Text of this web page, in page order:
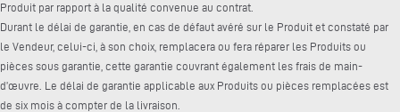
Produit par rapport à la qualité convenue au contrat.
Durant le délai de garantie, en cas de défaut avéré sur le Produit et constaté par
le Vendeur, celui-ci, à son choix, remplacera ou fera réparer les Produits ou
pièces sous garantie, cette garantie couvrant également les frais de main-
d’œuvre. Le délai de garantie applicable aux Produits ou pièces remplacées est
de six mois à compter de la livraison.